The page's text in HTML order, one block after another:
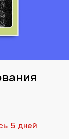
5 дней